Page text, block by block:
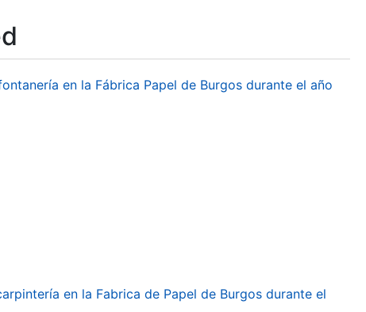
en la Fábrica Papel de Burgos durante el año
en la Fabrica de Papel de Burgos durante el